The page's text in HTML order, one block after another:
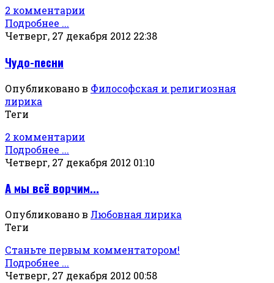
2 комментарии
Подробнее ...
Четверг, 27 декабря 2012 22:38
Чудо-песни
Опубликовано в Философская и религиозная
лирика
Теги
2 комментарии
Подробнее ...
Четверг, 27 декабря 2012 01:10
А мы всё ворчим...
Опубликовано в Любовная лирика
Теги
Станьте первым комментатором!
Подробнее ...
Четверг, 27 декабря 2012 00:58